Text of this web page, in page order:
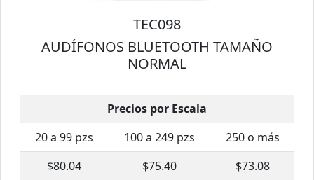
TEC098
AUDÍFONOS BLUETOOTH TAMAÑO
NORMAL
Precios por Escala
20 a 99 pzs
100 a 249 pzs
250 o más
$80.04
$75.40 $73.08